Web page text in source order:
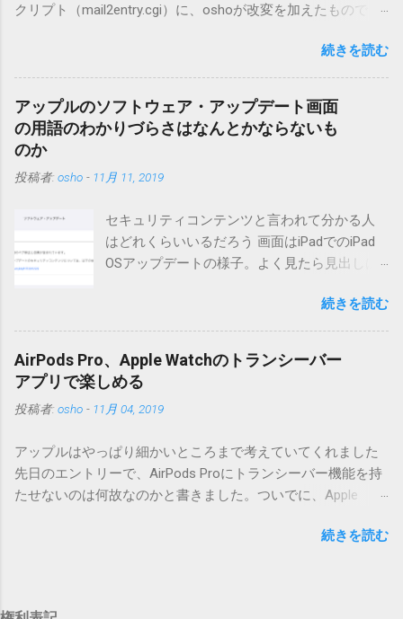
クリプト（mail2entry.cgi）に、oshoが改変を加えたもので
ーも出来ます。 バージョン0.5.3以降の動作確認はMT3.11で行
っています。0.5.2まではMT2.661で確認していました。0.5.3以
降もたぶん動くと思います。 現在のバージョンは0.5.3です。
（2004/12/4リリース）※0.6.3を公開しています。まだ心配な
点が多いため、こちらにはリンクしていません。安定を求め
る方は0.5.3を、新版の機能が必要な方は0.6.3をご利用くださ
い。 こちら からどうぞ。 0.3.6までのバージョンに、エント
版へのアップデートを強くお勧めしてます。 mail-entry.zipを
ダウンロードするにはここをクリックしてください。
（Windowsから解凍したフォルダを見ると「_MACOSX」とい
りませんので無視してください。MacOS XでZIP圧縮している
ため、Mac独自のファイル情報が含まれてしまうようで
す。） Ver.0.3.0以降用の差分ファイルはこちら 。ZIP圧縮して
まとめてあります。いまのバージョン番号と同じバージョン
合は一つずつ順に適用していく必要があります。0.5.0以降
ません。改造してる方向けに、バージョンアップポイントを
お知らせするのが主な目的となっています。 まずはどんなふ
うに使うものか説明し、設置方法は後述します。 使い方 メー
ル本文の1行目にauthor（投稿者）を、2行目にカテゴリを、
追記項目（extend）として扱われますので、必要に応じて指
続きを読む
アップルのソフトウェア・アップデート画面
の用語のわかりづらさはなんとかならないも
のか
投稿者: osho - 11月 11, 2019
セキュリティコンテンツと言われて分かる人
はどれくらいいるだろう 画面はiPadでのiPad
OSアップデートの様子。よく見たら見出しは
の名前としてはいまだにiOSのままとか、そん
な理由じゃないでしょうね。 それは混乱のも
ア・アップデートのセキュリティコンテンツ
については、以下のWebサイトをご覧くださ
い」の部分。 セキュリティコンテンツ…？ こ
す。人によってはここで悩んだ結果、アップ
デートをしない人も出てきそうですよ。アッ
プデートに限らず、分からないけどやってみ
が多いと思います。経験上の感覚ですけれ
続きを読む
AirPods Pro、Apple Watchのトランシーバー
アプリで楽しめる
投稿者: osho - 11月 04, 2019
アップルはやっぱり細かいところまで考えていてくれました
先日のエントリーで、AirPods Proにトランシーバー機能を持
たせないのは何故なのかと書きました。ついでに、Apple
はiPhoneに接続してるから使えないじゃん云々を書いたので
続きを読む